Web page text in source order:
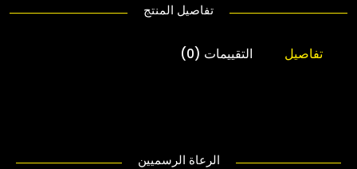
تفاصيل المنتج
تفاصيل التقييمات (0)
الرعاة الرسميين